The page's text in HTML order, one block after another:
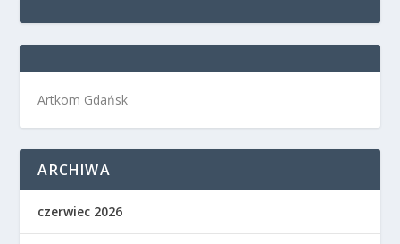
Artkom Gdańsk
ARCHIWA
czerwiec 2026